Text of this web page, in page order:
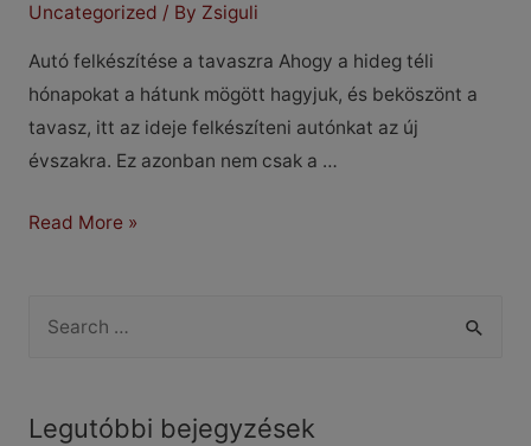
Uncategorized / By Zsiguli
Autó felkészítése a tavaszra Ahogy a hideg téli
hónapokat a hátunk mögött hagyjuk, és beköszönt a
tavasz, itt az ideje felkészíteni autónkat az új
évszakra. Ez azonban nem csak a …
Autó
tavaszra
Read More »
rLegutóbbi bejegyzések